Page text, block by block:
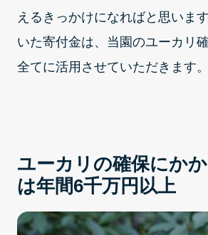
えるきっかけになればと思いま
いた寄付金は、当園のユーカリ
全てに活用させていただきます。
ユーカリの確保にか
は年間6千万円以上